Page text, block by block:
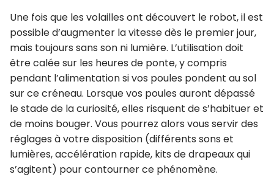
Une fois que les volailles ont découvert le robot, il est
possible d’augmenter la vitesse dès le premier jour,
mais toujours sans son ni lumière. L’utilisation doit
être calée sur les heures de ponte, y compris
pendant l’alimentation si vos poules pondent au sol
sur ce créneau. Lorsque vos poules auront dépassé
le stade de la curiosité, elles risquent de s’habituer et
de moins bouger. Vous pourrez alors vous servir des
réglages à votre disposition (différents sons et
lumières, accélération rapide, kits de drapeaux qui
s’agitent) pour contourner ce phénomène.